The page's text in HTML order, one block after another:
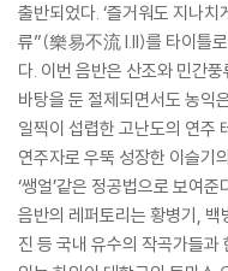
출반되었다. ‘즐거워도 지나치
류”(樂易不流 I.II)를 타이틀
다. 이번 음반은 산조와 민간
바탕을 둔 절제되면서도 농익
일찍이 섭렵한 고난도의 연주
연주자로 우뚝 성장한 이슬기
‘쌩얼’같은 정공법으로 보여
음반의 레퍼토리는 황병기,
진 등 국내 유수의 작곡가들